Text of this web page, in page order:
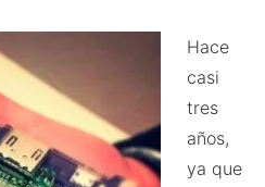
Hace
casi
tres
años,
ya que